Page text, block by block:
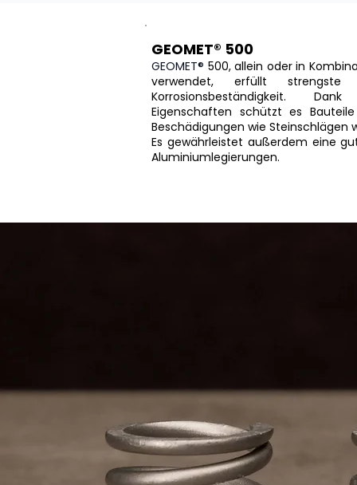
GEOMET® 500
GEOMET® 500, allein oder in
verwendet, erfüllt
Korrosionsbeständigkeit.
Eigenschaften schützt es
Beschädigungen wie Steinschlägen
Es gewährleistet außerdem eine
Aluminiumlegierungen.